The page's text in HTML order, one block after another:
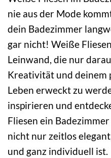
nie aus der Mode
dein Badezimmer
gar nicht! Weiße
Leinwand, die nur
Kreativität und deinem
Leben erweckt zu
inspirieren und
Fliesen ein
nicht nur zeitlos
und ganz individuell ist.